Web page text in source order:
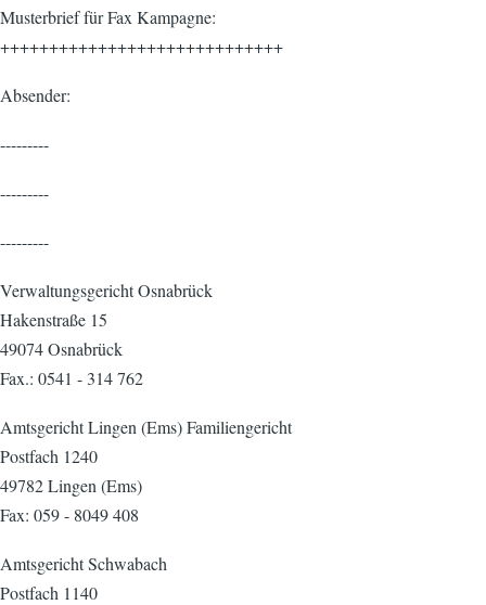
Musterbrief für Fax Kampagne:
+++++++++++++++++++++++++++++
Absender:
---------
---------
---------
Verwaltungsgericht Osnabrück
Hakenstraße 15
49074 Osnabrück
Fax.: 0541 - 314 762
Amtsgericht Lingen (Ems) Familiengericht
Postfach 1240
49782 Lingen (Ems)
Fax: 059 - 8049 408
Amtsgericht Schwabach
Postfach 1140